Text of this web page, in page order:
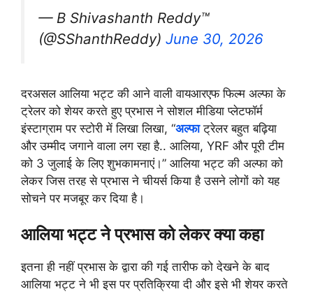
— B Shivashanth Reddy™
(@SShanthReddy) June 30, 2026
दरअसल आलिया भट्ट की आने वाली वायआरएफ फिल्म अल्फा के
ट्रेलर को शेयर करते हुए प्रभास ने सोशल मीडिया प्लेटफॉर्म
इंस्टाग्राम पर स्टोरी में लिखा लिखा, “अल्फाट्रेलर बहुत बढ़िया
और उम्मीद जगाने वाला लग रहा है.. आलिया, YRF और पूरी टीम
को 3 जुलाई के लिए शुभकामनाएं।” आलिया भट्ट की अल्फा को
लेकर जिस तरह से प्रभास ने चीयर्स किया है उसने लोगों को यह
सोचने पर मजबूर कर दिया है।
आलिया भट्ट ने प्रभास को लेकर क्या कहा
इतना ही नहीं प्रभास के द्वारा की गई तारीफ को देखने के बाद
आलिया भट्ट ने भी इस पर प्रतिक्रिया दी और इसे भी शेयर करते